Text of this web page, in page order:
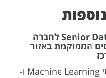
דרוש/ה Senior Data Scientist לחברה
הממוקמת באזור
התפקיד כולל הובלת פרויקטי Machine Learning ו-